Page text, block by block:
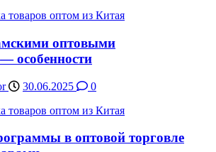
товаров оптом из Китая
оптовыми
особенности
30.06.2025
0
товаров оптом из Китая
в оптовой торговле